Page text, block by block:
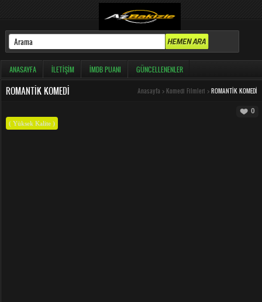
ANASAYFA İLETIŞIM İMDB PUANI GÜNCELLENENLER
ROMANTIK KOMEDI Anasayfa > Komedi Filmleri > ROMANTIK KOMEDI
0
( Yüksek Kalite )